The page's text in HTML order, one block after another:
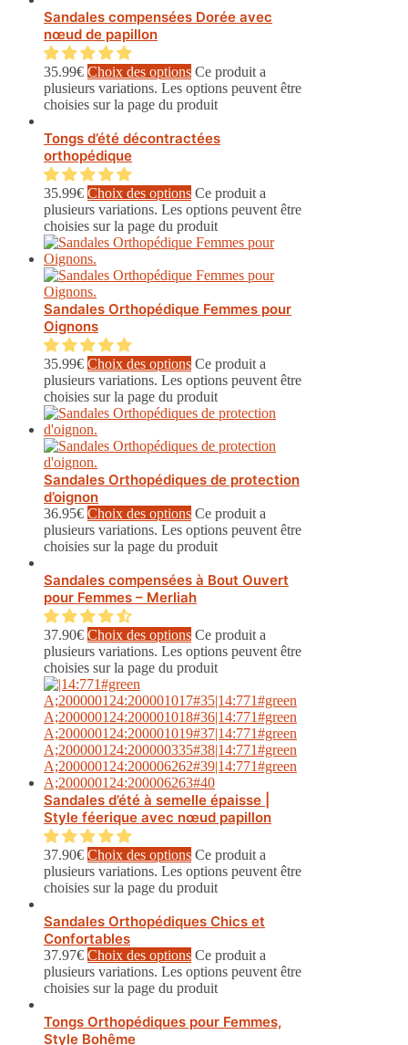
Sandales compensées Dorée avec
nœud de papillon
35.99€ Choix des options Ce produit a
plusieurs variations. Les options peuvent être
choisies sur la page du produit
Tongs d’été décontractées
orthopédique
35.99€ Choix des options Ce produit a
plusieurs variations. Les options peuvent être
choisies sur la page du produit
Sandales Orthopédique Femmes pour
Oignons
35.99€ Choix des options Ce produit a
plusieurs variations. Les options peuvent être
choisies sur la page du produit
Sandales Orthopédiques de protection
d’oignon
36.95€ Choix des options Ce produit a
plusieurs variations. Les options peuvent être
choisies sur la page du produit
Sandales compensées à Bout Ouvert
pour Femmes – Merliah
37.90€ Choix des options Ce produit a
plusieurs variations. Les options peuvent être
choisies sur la page du produit
Sandales d’été à semelle épaisse |
Style féerique avec nœud papillon
37.90€ Choix des options Ce produit a
plusieurs variations. Les options peuvent être
choisies sur la page du produit
Sandales Orthopédiques Chics et
Confortables
37.97€ Choix des options Ce produit a
plusieurs variations. Les options peuvent être
choisies sur la page du produit
Tongs Orthopédiques pour Femmes,
Style Bohême